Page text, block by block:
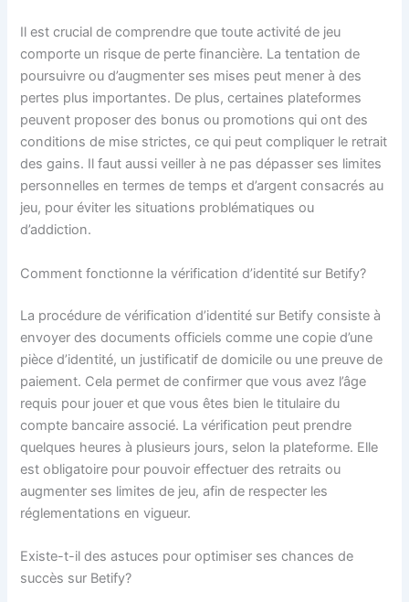
Il est crucial de comprendre que toute activité de jeu
comporte un risque de perte financière. La tentation de
poursuivre ou d’augmenter ses mises peut mener à des
pertes plus importantes. De plus, certaines plateformes
peuvent proposer des bonus ou promotions qui ont des
conditions de mise strictes, ce qui peut compliquer le retrait
des gains. Il faut aussi veiller à ne pas dépasser ses limites
personnelles en termes de temps et d’argent consacrés au
jeu, pour éviter les situations problématiques ou
d’addiction.
Comment fonctionne la vérification d’identité sur Betify?
La procédure de vérification d’identité sur Betify consiste à
envoyer des documents officiels comme une copie d’une
pièce d’identité, un justificatif de domicile ou une preuve de
paiement. Cela permet de confirmer que vous avez l’âge
requis pour jouer et que vous êtes bien le titulaire du
compte bancaire associé. La vérification peut prendre
quelques heures à plusieurs jours, selon la plateforme. Elle
est obligatoire pour pouvoir effectuer des retraits ou
augmenter ses limites de jeu, afin de respecter les
réglementations en vigueur.
Existe-t-il des astuces pour optimiser ses chances de
succès sur Betify?